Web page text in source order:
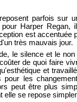
parfois
pour Harper
est accentuée
très mauvais jour.
le silence et le
de quoi faire
et
pour les
peut être plus
elle se repose